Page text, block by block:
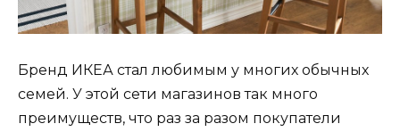
Бренд ИКЕА стал любимым у многих обычных
семей. У этой сети магазинов так много
преимуществ, что раз за разом покупатели